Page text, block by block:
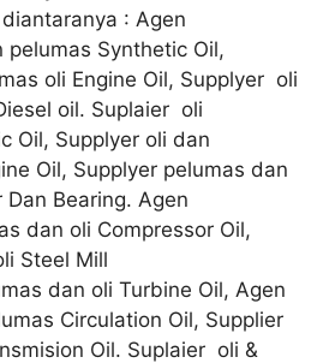
: Agen
Synthetic Oil,
oli Engine Oil, Supplyer oli
oil. Suplaier oli
Oil, Supplyer oli dan
Oil, Supplyer pelumas dan
Bearing. Agen
dan oli Compressor Oil,
Steel Mill
dan oli Turbine Oil, Agen
Circulation Oil, Supplier
Oil. Suplaier oli &